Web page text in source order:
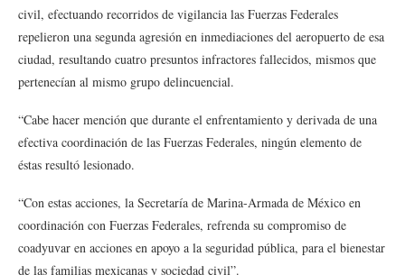
civil, efectuando recorridos de vigilancia las Fuerzas Federales
repelieron una segunda agresión en inmediaciones del aeropuerto de esa
ciudad, resultando cuatro presuntos infractores fallecidos, mismos que
pertenecían al mismo grupo delincuencial.
“Cabe hacer mención que durante el enfrentamiento y derivada de una
efectiva coordinación de las Fuerzas Federales, ningún elemento de
éstas resultó lesionado.
“Con estas acciones, la Secretaría de Marina-Armada de México en
coordinación con Fuerzas Federales, refrenda su compromiso de
coadyuvar en acciones en apoyo a la seguridad pública, para el bienestar
de las familias mexicanas y sociedad civil”.